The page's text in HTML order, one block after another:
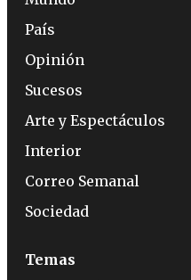
País
Opinión
Sucesos
Arte y Espectáculos
Interior
Correo Semanal
Sociedad
Temas